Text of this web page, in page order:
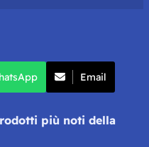
Email
più noti della